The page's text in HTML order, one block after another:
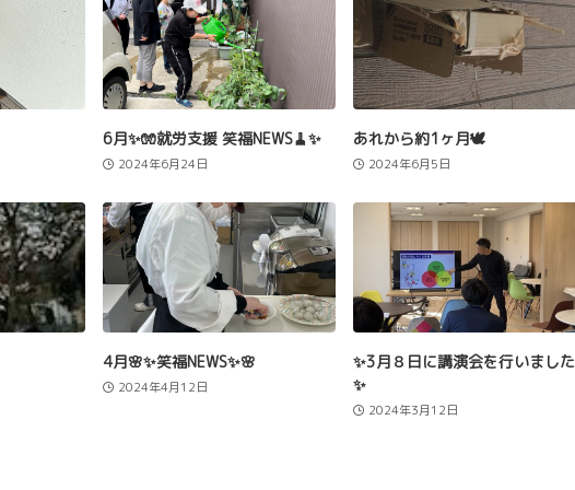
6月✨🧤就労支援 笑福NEWS🧹✨
2024年6月24日
あれから約1ヶ月🕊️
2024年6月5日
4月🌸✨笑福NEWS✨🌸
2024年4月12日
✨3月８日に講演会を行いました
✨
2024年3月12日